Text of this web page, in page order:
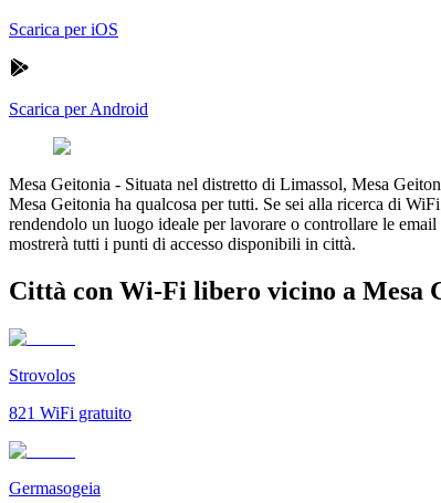
Scarica per iOS
Scarica per Android
Mesa Geitonia - Situata nel distretto di Limassol, Mesa
Mesa Geitonia ha qualcosa per tutti. Se sei alla ricerca di
rendendolo un luogo ideale per lavorare o controllare le
mostrerà tutti i punti di accesso disponibili in città.
Città con Wi-Fi libero vicino a Mesa
Strovolos
821 WiFi gratuito
Germasogeia